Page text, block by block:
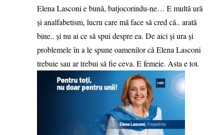
Elena Lasconi e bună, batjocorindu-ne… E multă ură
și analfabetism, lucru care mă face să cred că.. arată
bine.. și nu ai ce să spui despre ea. De aici și ura și
problemele în a le spune oamenilor că Elena Lasconi
trebuie sau ar trebui să fie ceva. E femeie. Asta e tot.